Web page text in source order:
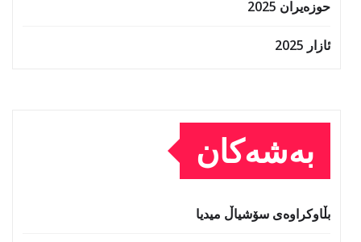
حوزه‌یران 2025
ئازار 2025
بەشەکان
بڵاوکراوەی سۆشیاڵ میدیا